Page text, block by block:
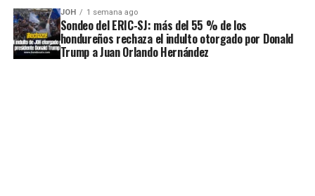
JOH 1 semana ago
Sondeo del ERIC-SJ: más del 55 % de los
hondureños rechaza el indulto otorgado por Donald
Trump a Juan Orlando Hernández